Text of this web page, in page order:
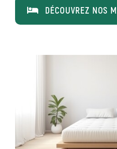
DÉCOUVREZ NOS